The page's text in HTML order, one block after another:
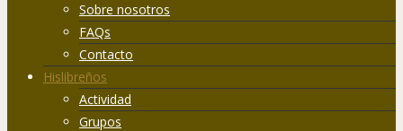
Sobre nosotros
FAQs
Contacto
Hislibreños
Actividad
Grupos